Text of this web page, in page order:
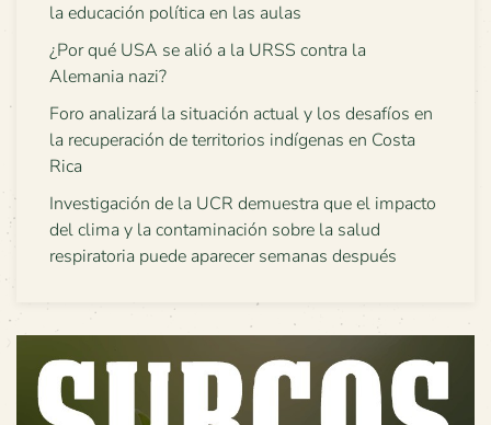
la educación política en las aulas
¿Por qué USA se alió a la URSS contra la
Alemania nazi?
Foro analizará la situación actual y los desafíos en
la recuperación de territorios indígenas en Costa
Rica
Investigación de la UCR demuestra que el impacto
del clima y la contaminación sobre la salud
respiratoria puede aparecer semanas después